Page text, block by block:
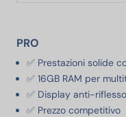
PRO
✅ Prestazioni solide
✅ 16GB RAM per
✅ Display anti-
✅ Prezzo competitivo